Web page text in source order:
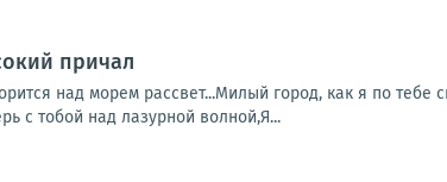
причал
над морем рассвет...Милый город, как я по тебе
с тобой над лазурной волной,Я...